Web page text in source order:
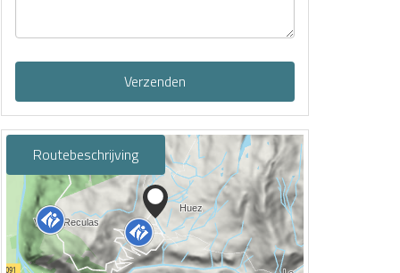
Verzenden
Routebeschrijving